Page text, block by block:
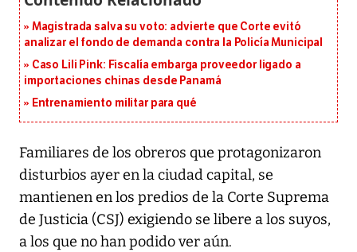
Magistrada salva su voto: advierte que Corte evitó
analizar el fondo de demanda contra la Policía Municipal
Caso Lili Pink: Fiscalía embarga proveedor ligado a
importaciones chinas desde Panamá
Entrenamiento militar para qué
Familiares de los obreros que protagonizaron
disturbios ayer en la ciudad capital, se
mantienen en los predios de la Corte Suprema
de Justicia (CSJ) exigiendo se libere a los suyos,
a los que no han podido ver aún.